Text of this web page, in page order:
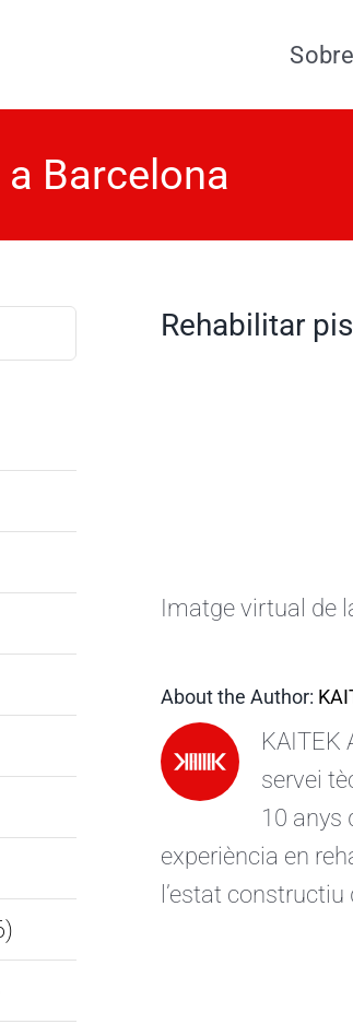
Barcelona
Rehabilitar
Imatge virtual de
About the Author:
KAITEK
servei
10 anys
experiència en
l’estat